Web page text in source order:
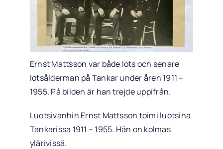
Ernst Mattsson var både lots och senare
lotsålderman på Tankar under åren 1911 –
1955. På bilden är han trejde uppifrån.
Luotsivanhin Ernst Mattsson toimi luotsina
Tankarissa 1911 – 1955. Hän on kolmas
ylärivissä.